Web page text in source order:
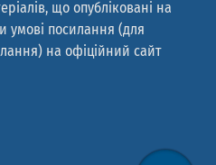
що опубліковані на
умові посилання (для
на офіційний сайт